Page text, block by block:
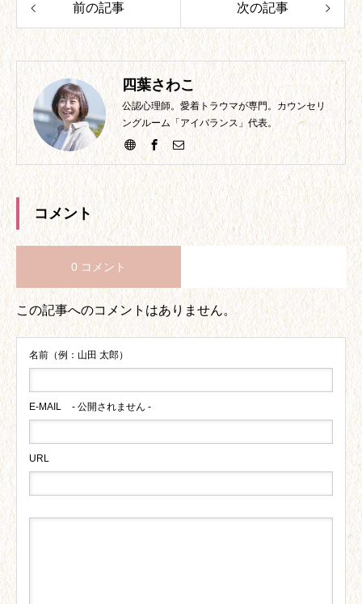
前の記事 次の記事
四葉さわこ
公認心理師。愛着トラウマが専門。カウンセリ
ングルーム「アイバランス」代表。
コメント
0 コメント
この記事へのコメントはありません。
名前（例：山田 太郎）
E-MAIL - 公開されません -
URL